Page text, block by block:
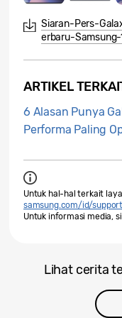
Siaran-Pers-
erbaru-Samsung-
ARTIKEL
6 Alasan Punya
Performa Paling
Untuk hal-hal terkait
samsung.com/id/support
Untuk informasi media,
Lihat cerita